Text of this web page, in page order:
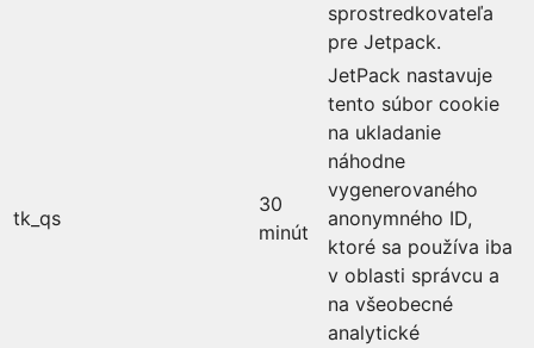
sprostredkovateľa
pre Jetpack.
tk_qs
30
minút
JetPack nastavuje
tento súbor cookie
na ukladanie
náhodne
vygenerovaného
anonymného ID,
ktoré sa používa iba
v oblasti správcu a
na všeobecné
analytické